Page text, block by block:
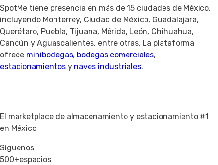
SpotMe tiene presencia en más de 15 ciudades de México,
incluyendo Monterrey, Ciudad de México, Guadalajara,
Querétaro, Puebla, Tijuana, Mérida, León, Chihuahua,
Cancún y Aguascalientes, entre otras. La plataforma
ofrece minibodegas, bodegas comerciales,
estacionamientos y naves industriales.
El marketplace de almacenamiento y estacionamiento #1
en México
Síguenos
500+espacios